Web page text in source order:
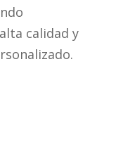
calidad y